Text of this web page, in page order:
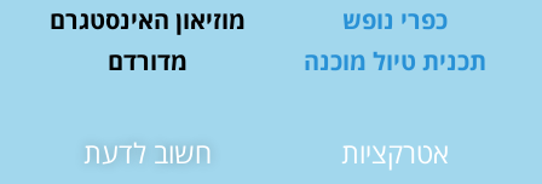
כפרי נופש
תכנית טיול מוכנה
מוזיאון האינסטגרם
מדורדם
אטרקציות חשוב לדעת